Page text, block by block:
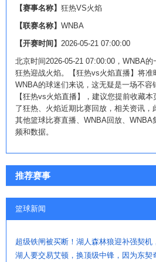
【赛事名称】 狂热VS火焰
【联赛名称】 WNBA
【开赛时间】 2026-05-21 07:00:00
北京时间2026-05-21 07:00:00，WNBA
狂热迎战火焰。【狂热vs火焰直播】将
WNBA的球迷们来说，这无疑是一场不容
【狂热vs火焰直播】，建议您提前收藏
了狂热、火焰近期比赛回放，相关资讯，
其他篮球比赛直播、WNBA回放、WNBA
频和数据。
推荐赛事
篮球新闻
超级铁闸被买断！湖人森林狼迎补强契机
湖人要交易艾顿，换顶级中锋，因为东契